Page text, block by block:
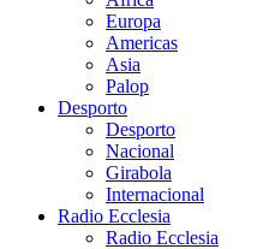
Europa
Americas
Asia
Palop
Desporto
Desporto
Nacional
Girabola
Internacional
Radio Ecclesia
Radio Ecclesia